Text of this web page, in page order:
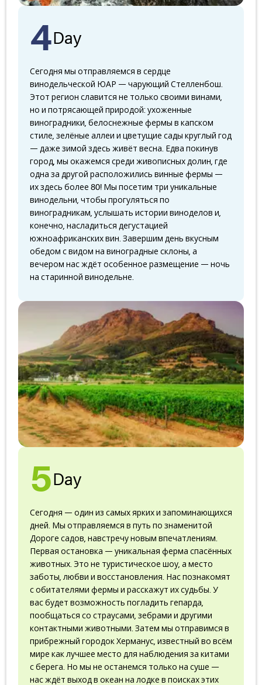
4Day
Сегодня мы отправляемся в сердце
винодельческой ЮАР — чарующий Стелленбош.
Этот регион славится не только своими винами,
но и потрясающей природой: ухоженные
виноградники, белоснежные фермы в капском
стиле, зелёные аллеи и цветущие сады круглый год
— даже зимой здесь живёт весна. Едва покинув
город, мы окажемся среди живописных долин, где
одна за другой расположились винные фермы —
их здесь более 80! Мы посетим три уникальные
винодельни, чтобы прогуляться по
виноградникам, услышать истории виноделов и,
конечно, насладиться дегустацией
южноафриканских вин. Завершим день вкусным
обедом с видом на виноградные склоны, а
вечером нас ждёт особенное размещение — ночь
на старинной винодельне.
5Day
Сегодня — один из самых ярких и запоминающихся
дней. Мы отправляемся в путь по знаменитой
Дороге садов, навстречу новым впечатлениям.
Первая остановка — уникальная ферма спасённых
животных. Это не туристическое шоу, а место
заботы, любви и восстановления. Нас познакомят
с обитателями фермы и расскажут их судьбы. У
вас будет возможность погладить гепарда,
пообщаться со страусами, зебрами и другими
контактными животными. Затем мы отправимся в
прибрежный городок Херманус, известный во всём
мире как лучшее место для наблюдения за китами
с берега. Но мы не останемся только на суше —
нас ждёт выход в океан на лодке в поисках этих